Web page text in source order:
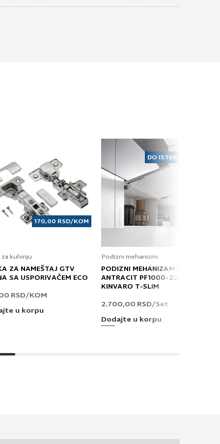
170,00 RSD/KOM
za kuhinju
ZA NAMEŠTAJ GTV
SA USPORIVAČEM ECO
RSD/KOM
u korpu
DO ISTEKA ZALIHA
Podizni mehanizmi
PODIZNI MEHANIZAM GRASS
ANTRACIT PF1000-2250 T
KINVARO T-SLIM
2.700,00 RSD/Set
Dodajte u korpu